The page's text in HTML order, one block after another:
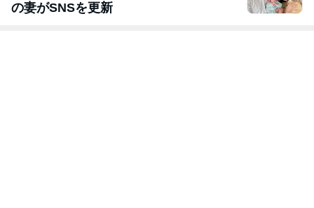
の妻がSNSを更新